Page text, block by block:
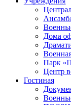
Дома
Парк
Центр
Гостиная